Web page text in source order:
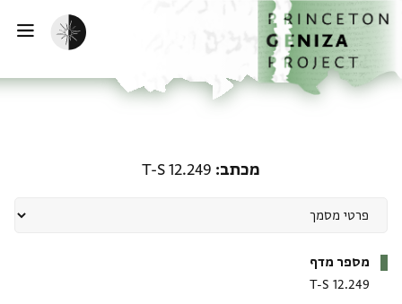
לתוכןהבית
הפעלת מצב כהה
מכתב T-S 12.249
מספר מדף
T-S 12.249